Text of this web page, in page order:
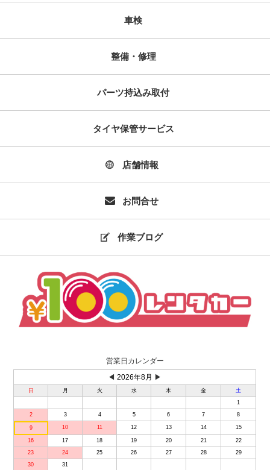
車検
整備・修理
パーツ持込み取付
タイヤ保管サービス
店舗情報
お問合せ
作業ブログ
営業日カレンダー
◀ 2026年8月 ▶
日 月 火 水 木 金
土
1
2
3 4 5 6 7 8
9 10 11 12 13 14 15
16 17 18 19 20 21
22
23
24 25 26 27 28
29
30
31